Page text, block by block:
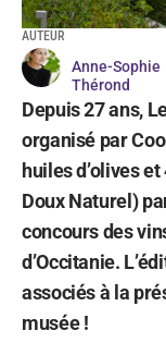
AUTEUR
Anne-Sophie
Thérond
Depuis 27 ans,
organisé par
huiles d’olives
Doux Naturel)
concours des
d’Occitanie.
associés à la
musée !